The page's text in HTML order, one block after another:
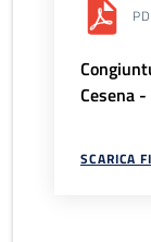
Cesena
SCARICA